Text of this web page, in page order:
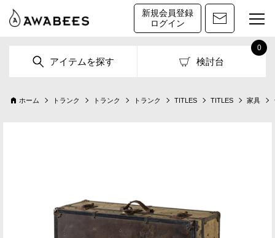
新規会員登録
ログイン
アイテムを探す 検討台
0
ホーム トランク トランク トランク TITLES TITLES 家具